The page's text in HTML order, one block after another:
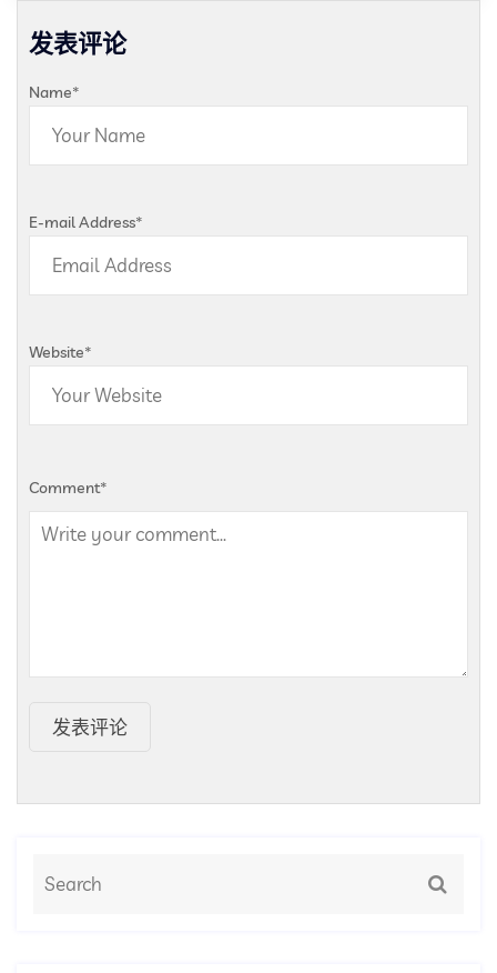
发表评论
Name*
E-mail Address*
Website*
Comment*
发表评论